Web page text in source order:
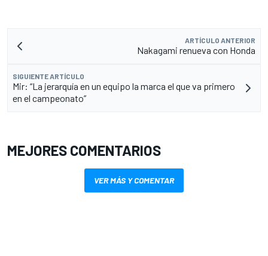
ARTÍCULO ANTERIOR
Nakagami renueva con Honda
SIGUIENTE ARTÍCULO
Mir: “La jerarquía en un equipo la marca el que va primero
en el campeonato”
MEJORES COMENTARIOS
VER MÁS Y COMENTAR